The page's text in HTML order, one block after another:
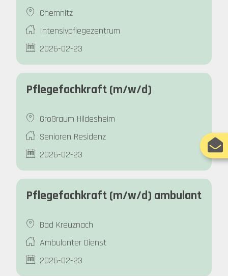
Chemnitz
Intensivpflegezentrum
2026-02-23
Pflegefachkraft (m/w/d)
Großraum Hildesheim
Senioren Residenz
2026-02-23
Pflegefachkraft (m/w/d) ambulant
Bad Kreuznach
Ambulanter Dienst
2026-02-23